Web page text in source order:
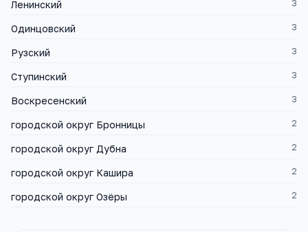
Ленинский 3
Одинцовский 3
Рузский 3
Ступинский 3
Воскресенский 3
городской округ Бронницы 2
городской округ Дубна 2
городской округ Кашира 2
городской округ Озёры 2